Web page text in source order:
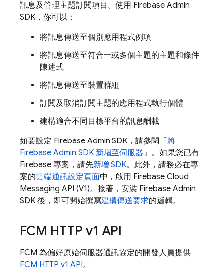
訊息及管理主題訂閱項目。使用 Firebase Admin
SDK ，你可以：
將訊息傳送至個別應用程式例項
將訊息傳送至符合一或多個主題的主題和條件
陳述式
將訊息傳送至裝置群組
訂閱及取消訂閱主題的應用程式執行個體
建構適合不同目標平台的訊息酬載
如要設定 Firebase Admin SDK ，請參閱「 將
Firebase Admin SDK 新增至伺服器」。如果您已有
Firebase 專案，請先新增 SDK。此外，請務必在專
案的雲端通訊設定頁面中，啟用 Firebase Cloud
Messaging API (V1)。接著，安裝 Firebase Admin
SDK 後，即可開始撰寫建構傳送要求的邏輯。
FCM HTTP v1 API
FCM 為偏好原始伺服器通訊協定的開發人員提供
FCM HTTP v1 API。